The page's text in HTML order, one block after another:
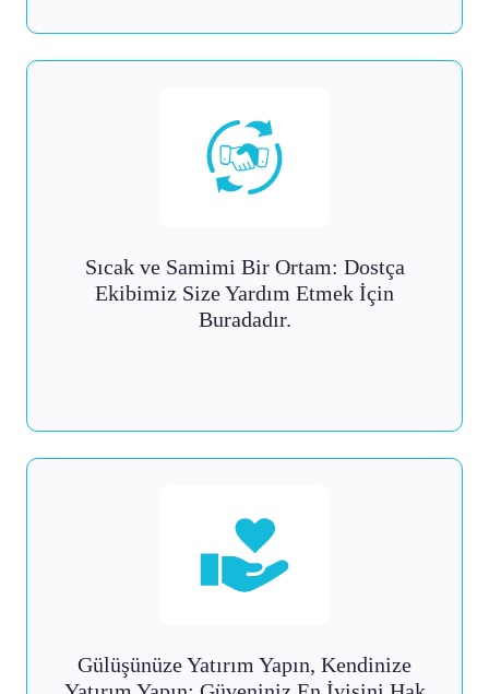
Sıcak ve Samimi Bir Ortam: Dostça
Ekibimiz Size Yardım Etmek İçin
Buradadır.
Gülüşünüze Yatırım Yapın, Kendinize